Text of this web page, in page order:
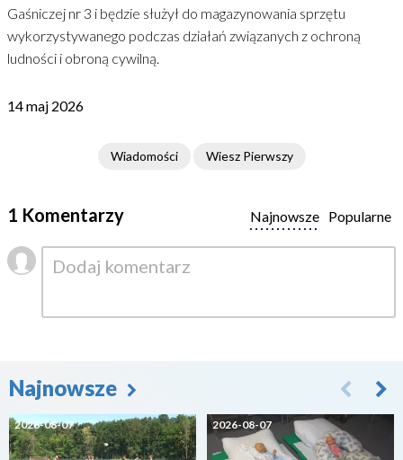
Gaśniczej nr 3 i będzie służył do magazynowania sprzętu
wykorzystywanego podczas działań związanych z ochroną
ludności i obroną cywilną.
14 maj 2026
Wiadomości Wiesz Pierwszy
1 Komentarzy Popularne
Najnowsze
Najnowsze
2026-08-07 2026-08-07